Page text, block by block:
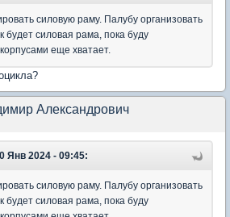
силовую раму. Палубу организовать
будет силовая рама, пока буду
еще хватает.
Александрович
Янв 2024 - 09:45:
силовую раму. Палубу организовать
будет силовая рама, пока буду